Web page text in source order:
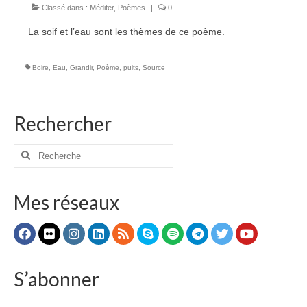
Autres Enseignements
Anciens enseignements Théodule
Célébrer
Prochaines Messes
Classé dans : Méditer, Poèmes | 0
La soif et l’eau sont les thèmes de ce poème.
Boire Eau Grandir, Poème puits Source
Rechercher
Rechercher
Mes réseaux
S’abonner